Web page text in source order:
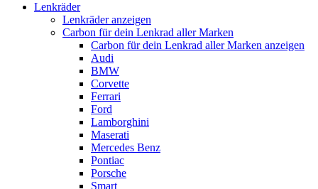
Lenkräder
Lenkräder anzeigen
Carbon für dein Lenkrad aller Marken
Carbon für dein Lenkrad aller Marken anzeigen
Audi
BMW
Corvette
Ferrari
Ford
Lamborghini
Maserati
Mercedes Benz
Pontiac
Porsche
Smart